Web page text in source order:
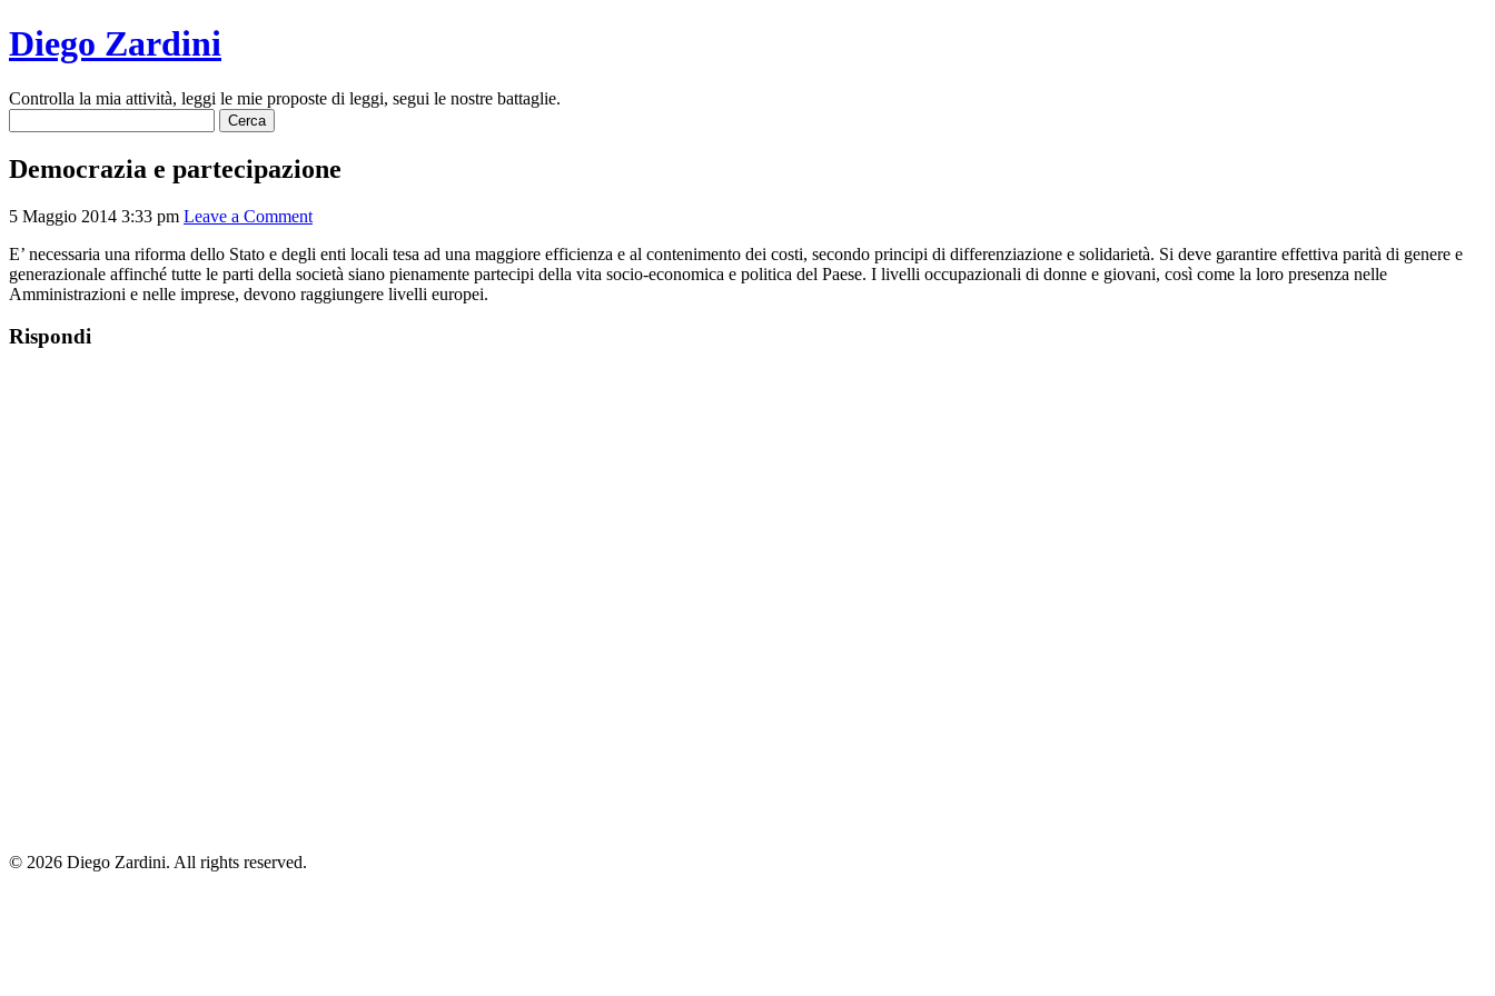
Diego Zardini
Controlla la mia attività, leggi le mie proposte di leggi, segui le nostre battaglie.
per:
Democrazia e partecipazione
5 Maggio 2014 3:33 pm Leave a Comment
E’ necessaria una riforma dello Stato e degli enti locali tesa ad una maggiore efficienza e al contenimento dei costi, secondo principi di differenziazione e solidarietà. Si deve garantire effettiva parità di genere e
generazionale affinché tutte le parti della società siano pienamente partecipi della vita socio-economica e politica del Paese. I livelli occupazionali di donne e giovani, così come la loro presenza nelle
Amministrazioni e nelle imprese, devono raggiungere livelli europei.
Rispondi
© 2026 Diego Zardini. All rights reserved.